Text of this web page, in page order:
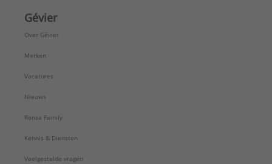
Gévier
Over Gévier
Merken
Vacatures
Nieuws
Rensa Family
Kennis & Diensten
Veelgestelde vragen